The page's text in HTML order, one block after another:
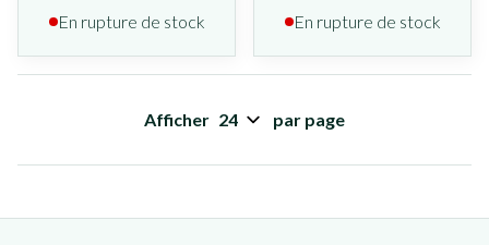
En rupture de stock En rupture de stock
Afficher par page